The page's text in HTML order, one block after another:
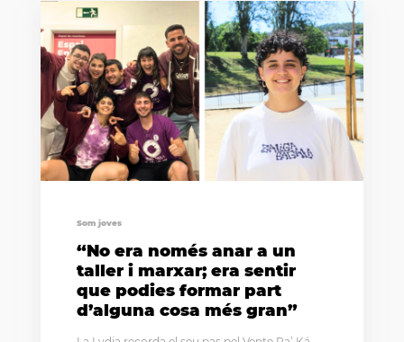
Som joves
“No era només anar a un
taller i marxar; era sentir
que podies formar part
d’alguna cosa més gran”